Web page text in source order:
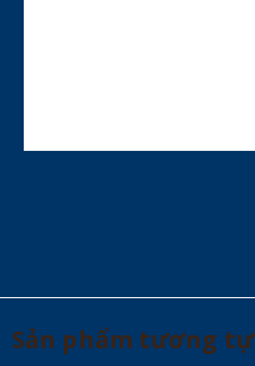
Sản phẩm tương tự